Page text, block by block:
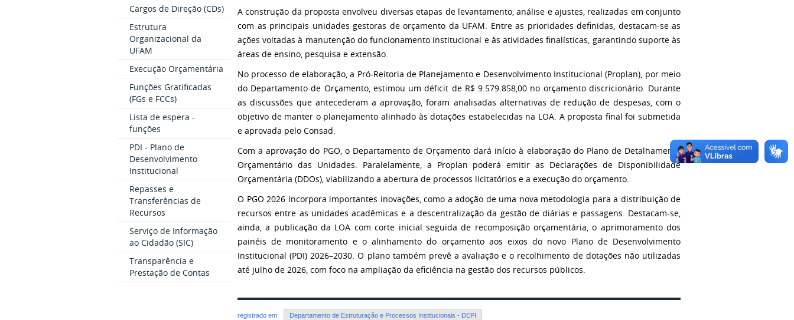
Cargos de Direção (CDs)
Estrutura
Organizacional da
UFAM
Execução Orçamentária
Funções Gratificadas
(FGs e FCCs)
Lista de espera -
funções
PDI - Plano de
Desenvolvimento
Institucional
Repasses e
Transferências de
Recursos
Serviço de Informação
ao Cidadão (SIC)
Transparência e
Prestação de Contas
A construção da proposta envolveu diversas etapas de levantamento, análise e ajustes, realizadas em conjunto
com as principais unidades gestoras de orçamento da UFAM. Entre as prioridades definidas, destacam-se as
ações voltadas à manutenção do funcionamento institucional e às atividades finalísticas, garantindo suporte às
áreas de ensino, pesquisa e extensão.
No processo de elaboração, a Pró-Reitoria de Planejamento e Desenvolvimento Institucional (Proplan), por meio
do Departamento de Orçamento, estimou um déficit de R$ 9.579.858,00 no orçamento discricionário. Durante
as discussões que antecederam a aprovação, foram analisadas alternativas de redução de despesas, com o
objetivo de manter o planejamento alinhado às dotações estabelecidas na LOA. A proposta final foi submetida
e aprovada pelo Consad.
Com a aprovação do PGO, o Departamento de Orçamento dará início à elaboração do Plano de Detalhamento
Orçamentário das Unidades. Paralelamente, a Proplan poderá emitir as Declarações de Disponibilidade
Orçamentária (DDOs), viabilizando a abertura de processos licitatórios e a execução do orçamento.
O PGO 2026 incorpora importantes inovações, como a adoção de uma nova metodologia para a distribuição de
recursos entre as unidades acadêmicas e a descentralização da gestão de diárias e passagens. Destacam-se,
ainda, a publicação da LOA com corte inicial seguida de recomposição orçamentária, o aprimoramento dos
painéis de monitoramento e o alinhamento do orçamento aos eixos do novo Plano de Desenvolvimento
Institucional (PDI) 2026–2030. O plano também prevê a avaliação e o recolhimento de dotações não utilizadas
até julho de 2026, com foco na ampliação da eficiência na gestão dos recursos públicos.
registrado em: Departamento de Estruturação e Processos Institucionais - DEPI